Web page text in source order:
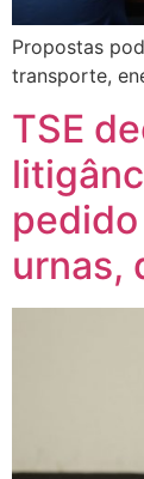
Propostas
transporte,
TSE
urnas,